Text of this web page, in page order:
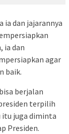
ia dan jajarannya
ia dan
agar
baik.
berjalan
terpilih
itu juga diminta
Presiden.